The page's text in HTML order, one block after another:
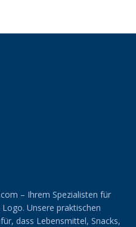
– Ihrem Spezialisten für
Unsere praktischen
dass Lebensmittel, Snacks,